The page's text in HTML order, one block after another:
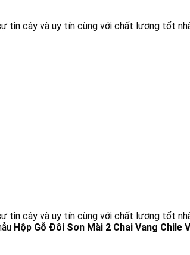
tin cậy và uy tín cùng với chất lượng tốt
tin cậy và uy tín cùng với chất lượng tốt
Hộp Gỗ Đôi Sơn Mài 2 Chai Vang Chile